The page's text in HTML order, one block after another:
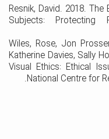
Resnik, David. 2018.
Subjects: Protecting
Wiles, Rose, Jon
Katherine Davies, Sally
Visual Ethics: Ethical
National Centre for